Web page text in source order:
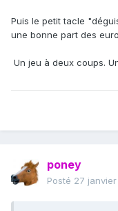
Puis le petit tacle
une bonne part des
Un jeu à deux coups.
poney
Posté 27 janvier